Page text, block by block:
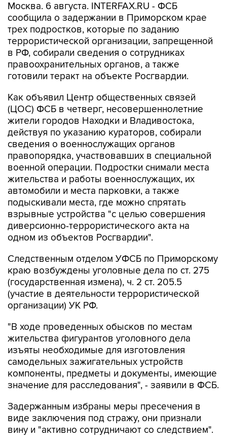
Москва. 6 августа. INTERFAX.RU - ФСБ
сообщила о задержании в Приморском крае
трех подростков, которые по заданию
террористической организации, запрещенной
в РФ, собирали сведения о сотрудниках
правоохранительных органов, а также
готовили теракт на объекте Росгвардии.
Как объявил Центр общественных связей
(ЦОС) ФСБ в четверг, несовершеннолетние
жители городов Находки и Владивостока,
действуя по указанию кураторов, собирали
сведения о военнослужащих органов
правопорядка, участвовавших в специальной
военной операции. Подростки снимали места
жительства и работы военнослужащих, их
автомобили и места парковки, а также
подыскивали места, где можно спрятать
взрывные устройства "с целью совершения
диверсионно-террористического акта на
одном из объектов Росгвардии".
Следственным отделом УФСБ по Приморскому
краю возбуждены уголовные дела по ст. 275
(государственная измена), ч. 2 ст. 205.5
(участие в деятельности террористической
организации) УК РФ.
"В ходе проведенных обысков по местам
жительства фигурантов уголовного дела
изъяты необходимые для изготовления
самодельных зажигательных устройств
компоненты, предметы и документы, имеющие
значение для расследования", - заявили в ФСБ.
Задержанным избраны меры пресечения в
виде заключения под стражу, они признали
вину и "активно сотрудничают со следствием".